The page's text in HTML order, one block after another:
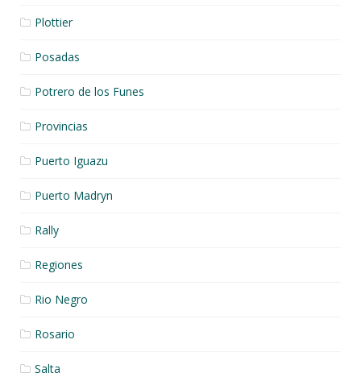
Plottier
Posadas
Potrero de los Funes
Provincias
Puerto Iguazu
Puerto Madryn
Rally
Regiones
Rio Negro
Rosario
Salta